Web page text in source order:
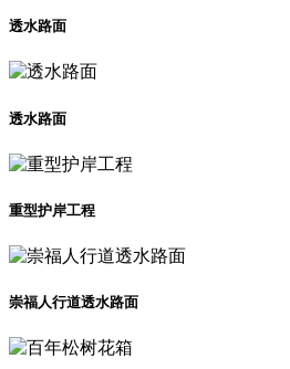
透水路面
透水路面
重型护岸工程
崇福人行道透水路面